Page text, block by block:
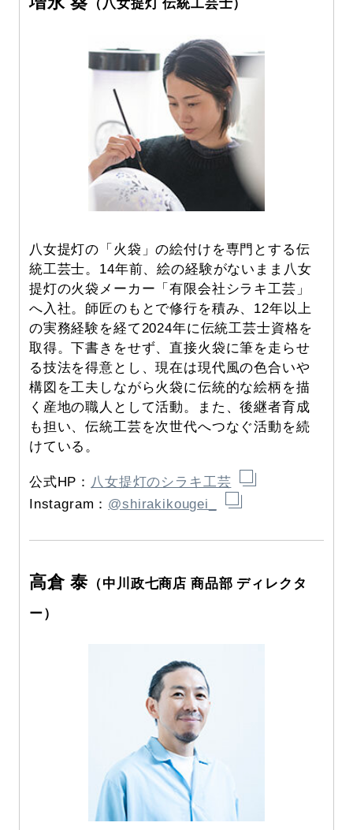
（八女提灯 伝統工芸士）
八女提灯の「火袋」の絵付けを専門とする伝
統工芸士。14年前、絵の経験がないまま八女
提灯の火袋メーカー「有限会社シラキ工芸」
へ入社。師匠のもとで修行を積み、12年以上
の実務経験を経て2024年に伝統工芸士資格を
取得。下書きをせず、直接火袋に筆を走らせ
る技法を得意とし、現在は現代風の色合いや
構図を工夫しながら火袋に伝統的な絵柄を描
く産地の職人として活動。また、後継者育成
も担い、伝統工芸を次世代へつなぐ活動を続
けている。
公式HP： 八女提灯のシラキ工芸
Instagram： @shirakikougei_
高倉 泰 （中川政七商店 商品部 ディレクタ
ー）